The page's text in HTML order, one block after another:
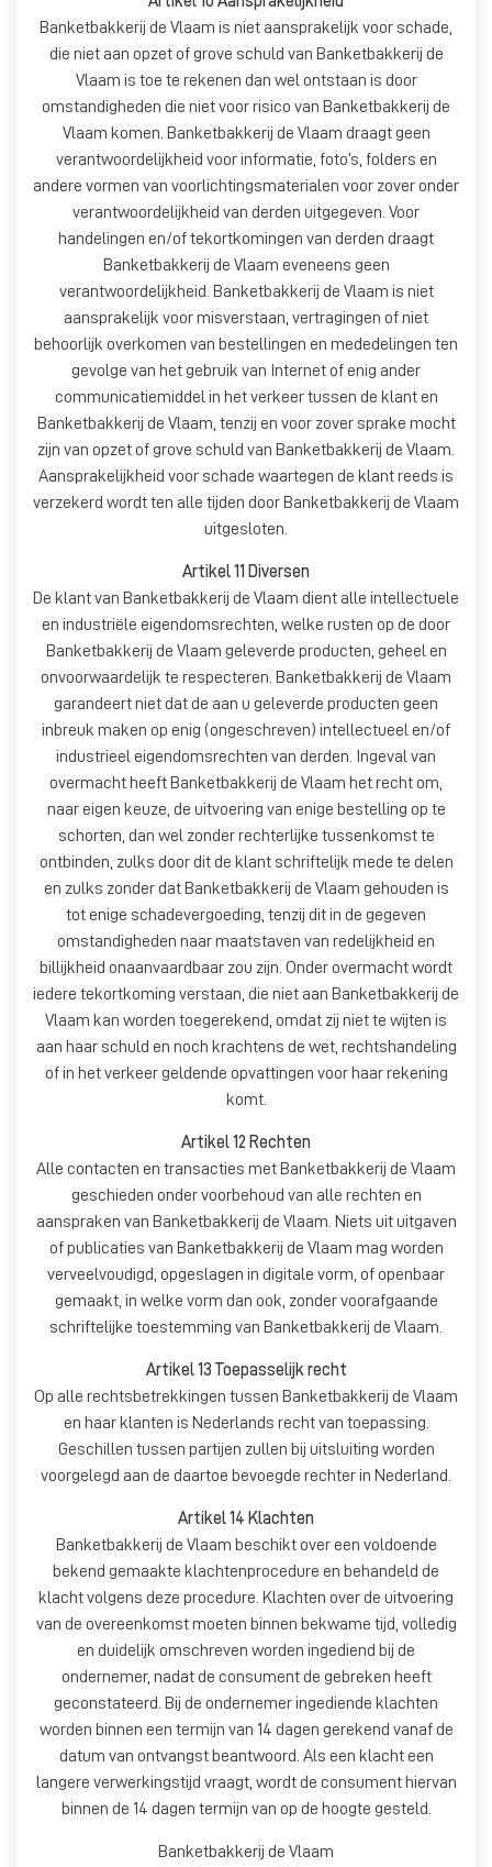
Banketbakkerij de Vlaam is niet aansprakelijk voor schade,
die niet aan opzet of grove schuld van Banketbakkerij de
Vlaam is toe te rekenen dan wel ontstaan is door
omstandigheden die niet voor risico van Banketbakkerij de
Vlaam komen. Banketbakkerij de Vlaam draagt geen
verantwoordelijkheid voor informatie, foto’s, folders en
andere vormen van voorlichtingsmaterialen voor zover onder
verantwoordelijkheid van derden uitgegeven. Voor
handelingen en/of tekortkomingen van derden draagt
Banketbakkerij de Vlaam eveneens geen
verantwoordelijkheid. Banketbakkerij de Vlaam is niet
aansprakelijk voor misverstaan, vertragingen of niet
behoorlijk overkomen van bestellingen en mededelingen ten
gevolge van het gebruik van Internet of enig ander
communicatiemiddel in het verkeer tussen de klant en
Banketbakkerij de Vlaam, tenzij en voor zover sprake mocht
zijn van opzet of grove schuld van Banketbakkerij de Vlaam.
Aansprakelijkheid voor schade waartegen de klant reeds is
verzekerd wordt ten alle tijden door Banketbakkerij de Vlaam
uitgesloten.
Artikel 11 Diversen
De klant van Banketbakkerij de Vlaam dient alle intellectuele
en industriële eigendomsrechten, welke rusten op de door
Banketbakkerij de Vlaam geleverde producten, geheel en
onvoorwaardelijk te respecteren. Banketbakkerij de Vlaam
garandeert niet dat de aan u geleverde producten geen
inbreuk maken op enig (ongeschreven) intellectueel en/of
industrieel eigendomsrechten van derden. Ingeval van
overmacht heeft Banketbakkerij de Vlaam het recht om,
naar eigen keuze, de uitvoering van enige bestelling op te
schorten, dan wel zonder rechterlijke tussenkomst te
ontbinden, zulks door dit de klant schriftelijk mede te delen
en zulks zonder dat Banketbakkerij de Vlaam gehouden is
tot enige schadevergoeding, tenzij dit in de gegeven
omstandigheden naar maatstaven van redelijkheid en
billijkheid onaanvaardbaar zou zijn. Onder overmacht wordt
iedere tekortkoming verstaan, die niet aan Banketbakkerij de
Vlaam kan worden toegerekend, omdat zij niet te wijten is
aan haar schuld en noch krachtens de wet, rechtshandeling
of in het verkeer geldende opvattingen voor haar rekening
komt.
Artikel 12 Rechten
Alle contacten en transacties met Banketbakkerij de Vlaam
geschieden onder voorbehoud van alle rechten en
aanspraken van Banketbakkerij de Vlaam. Niets uit uitgaven
of publicaties van Banketbakkerij de Vlaam mag worden
verveelvoudigd, opgeslagen in digitale vorm, of openbaar
gemaakt, in welke vorm dan ook, zonder voorafgaande
schriftelijke toestemming van Banketbakkerij de Vlaam.
Artikel 13 Toepasselijk recht
Op alle rechtsbetrekkingen tussen Banketbakkerij de Vlaam
en haar klanten is Nederlands recht van toepassing.
Geschillen tussen partijen zullen bij uitsluiting worden
voorgelegd aan de daartoe bevoegde rechter in Nederland.
Artikel 14 Klachten
Banketbakkerij de Vlaam beschikt over een voldoende
bekend gemaakte klachtenprocedure en behandeld de
klacht volgens deze procedure. Klachten over de uitvoering
van de overeenkomst moeten binnen bekwame tijd, volledig
en duidelijk omschreven worden ingediend bij de
ondernemer, nadat de consument de gebreken heeft
geconstateerd. Bij de ondernemer ingediende klachten
worden binnen een termijn van 14 dagen gerekend vanaf de
datum van ontvangst beantwoord. Als een klacht een
langere verwerkingstijd vraagt, wordt de consument hiervan
binnen de 14 dagen termijn van op de hoogte gesteld.
Banketbakkerij de Vlaam